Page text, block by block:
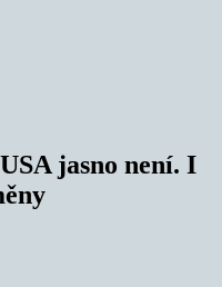
jasno není. I